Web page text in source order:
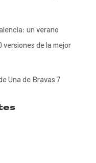
un verano
de la mejor
Una de Bravas 7